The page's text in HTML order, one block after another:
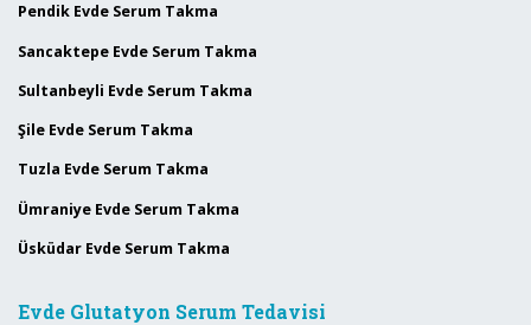
Pendik Evde Serum Takma
Sancaktepe Evde Serum Takma
Sultanbeyli Evde Serum Takma
Şile Evde Serum Takma
Tuzla Evde Serum Takma
Ümraniye Evde Serum Takma
Üsküdar Evde Serum Takma
Evde Glutatyon Serum Tedavisi